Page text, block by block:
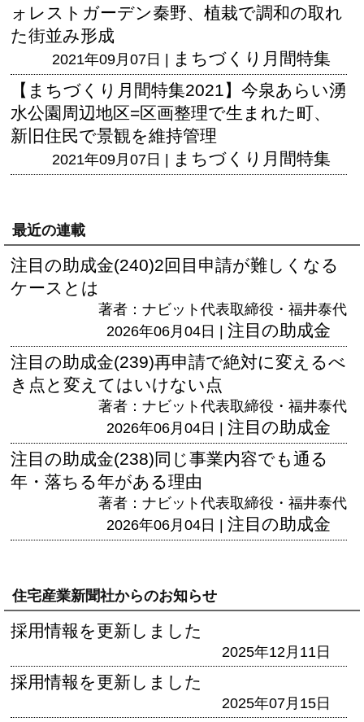
ォレストガーデン秦野、植栽で調和の取れ
た街並み形成
2021年09月07日 | まちづくり月間特集
【まちづくり月間特集2021】今泉あらい湧
水公園周辺地区=区画整理で生まれた町、
新旧住民で景観を維持管理
2021年09月07日 | まちづくり月間特集
最近の連載
注目の助成金(240)2回目申請が難しくなる
ケースとは
著者：ナビット代表取締役・福井泰代
2026年06月04日 | 注目の助成金
注目の助成金(239)再申請で絶対に変えるべ
き点と変えてはいけない点
著者：ナビット代表取締役・福井泰代
2026年06月04日 | 注目の助成金
注目の助成金(238)同じ事業内容でも通る
年・落ちる年がある理由
著者：ナビット代表取締役・福井泰代
2026年06月04日 | 注目の助成金
住宅産業新聞社からのお知らせ
採用情報を更新しました
2025年12月11日
採用情報を更新しました
2025年07月15日